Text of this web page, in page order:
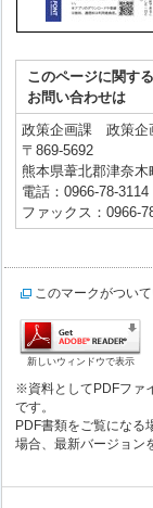
このページに関する
お問い合わせは
政策企画課 政策企
〒869-5692
熊本県葦北郡津奈
電話：0966-78-3114
ファックス：0966-
このマークがつい
新しいウィンドウで表示
※資料としてPDFファ
です。
PDF書類をご覧になる
場合、最新バージョン